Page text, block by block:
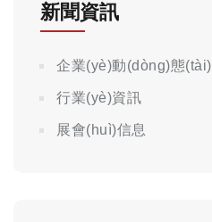
新聞資訊
企業(yè)動(dòng)態(tài)
行業(yè)資訊
展會(huì)信息